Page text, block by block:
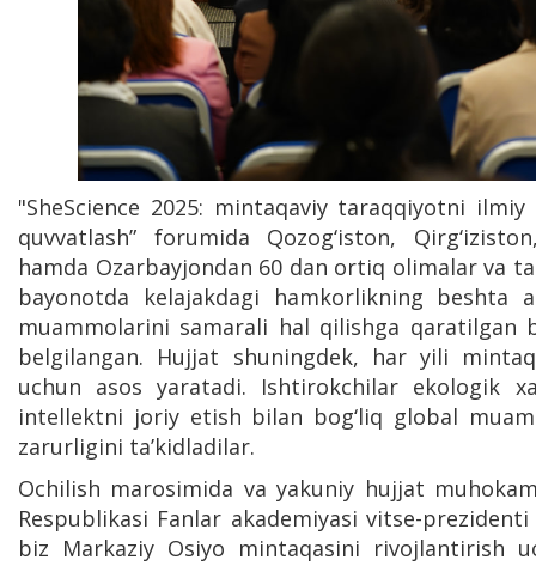
"SheScience 2025: mintaqaviy taraqqiyotni
quvvatlash” forumida Qozog‘iston,
hamda Ozarbayjondan 60 dan ortiq olimalar va
bayonotda kelajakdagi hamkorlikning beshta
muammolarini samarali hal qilishga
belgilangan. Hujjat shuningdek, har yili
uchun asos yaratadi. Ishtirokchilar ekologik
intellektni joriy etish bilan bog‘liq global
zarurligini ta’kidladilar.
Ochilish marosimida va yakuniy hujjat
Respublikasi Fanlar akademiyasi vitse-
biz Markaziy Osiyo mintaqasini rivojlantirish